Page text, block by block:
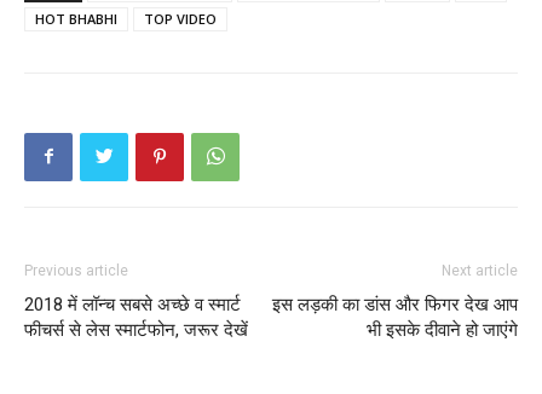
HOT BHABHI
TOP VIDEO
Previous article
2018 में लॉन्च सबसे अच्छे व स्मार्ट
फीचर्स से लेस स्मार्टफोन, जरूर देखें
Next article
इस लड़की का डांस और फिगर देख आप
भी इसके दीवाने हो जाएंगे